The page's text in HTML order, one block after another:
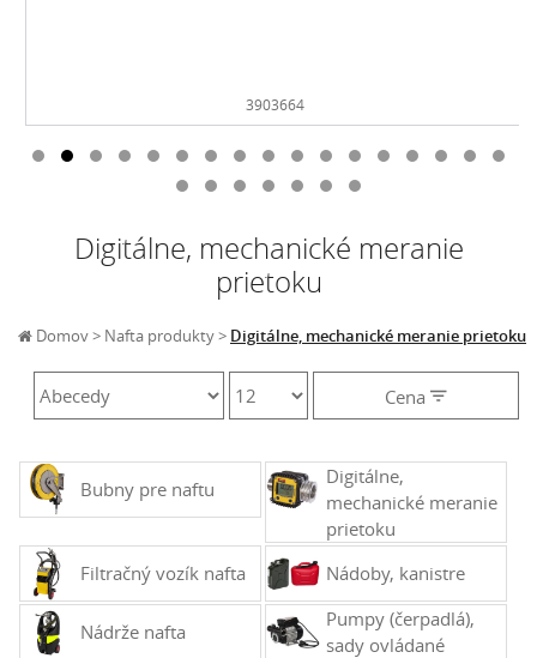
3903664
Digitálne, mechanické meranie
prietoku
Domov Nafta produkty Digitálne, mechanické meranie prietoku
Cena
Bubny pre naftu
Digitálne,
mechanické meranie
prietoku
Filtračný vozík nafta
Nádoby, kanistre
Nádrže nafta
Pumpy (čerpadlá),
sady ovládané